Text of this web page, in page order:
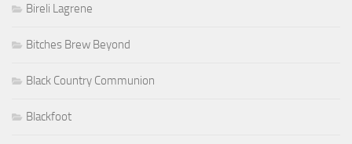
Bireli Lagrene
Bitches Brew Beyond
Black Country Communion
Blackfoot